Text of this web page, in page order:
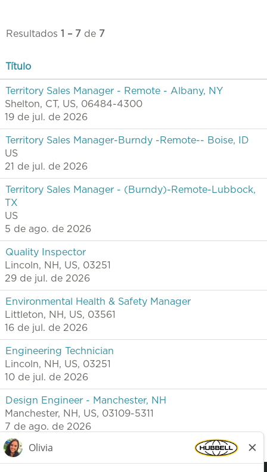
Resultados 1 – 7 de 7
Título
Territory Sales Manager - Remote - Albany, NY
Shelton, CT, US, 06484-4300
19 de jul. de 2026
Territory Sales Manager-Burndy -Remote-- Boise, ID
US
21 de jul. de 2026
Territory Sales Manager - (Burndy)-Remote-Lubbock,
TX
US
5 de ago. de 2026
Quality Inspector
Lincoln, NH, US, 03251
29 de jul. de 2026
Environmental Health & Safety Manager
Littleton, NH, US, 03561
16 de jul. de 2026
Engineering Technician
Lincoln, NH, US, 03251
10 de jul. de 2026
Design Engineer - Manchester, NH
Manchester, NH, US, 03109-5311
7 de ago. de 2026